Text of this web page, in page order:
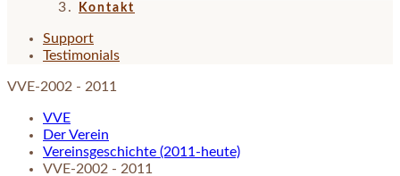
Kontakt
Support
Testimonials
VVE-2002 - 2011
VVE
Der Verein
Vereinsgeschichte (2011-heute)
VVE-2002 - 2011